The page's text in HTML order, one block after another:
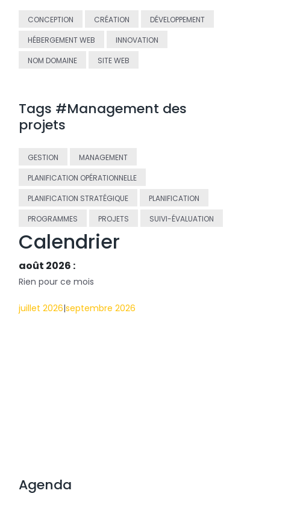
CONCEPTION CRÉATION
DÉVELOPPEMENT
HÉBERGEMENT WEB
INNOVATION
NOM DOMAINE
SITE WEB
Tags #Management des
projets
GESTION
MANAGEMENT
PLANIFICATION OPÉRATIONNELLE
PLANIFICATION STRATÉGIQUE
PLANIFICATION
PROGRAMMES
PROJETS SUIVI-ÉVALUATION
Calendrier
août 2026 :
Rien pour ce mois
juillet 2026|septembre 2026
Agenda